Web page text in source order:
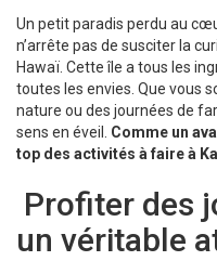
Un petit paradis perdu au
n’arrête pas de susciter la
Hawaï. Cette île a tous les
toutes les envies. Que vous
nature ou des journées de
sens en éveil. Comme un
top des activités à faire à
Profiter des
un véritable